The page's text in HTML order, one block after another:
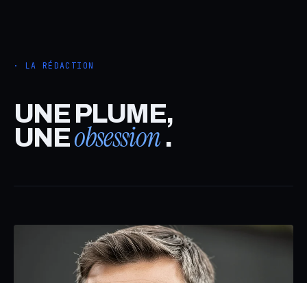
· LA RÉDACTION
UNE PLUME,
UNEobsession .